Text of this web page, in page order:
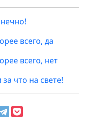
всего, да
всего, нет
за что на свете!